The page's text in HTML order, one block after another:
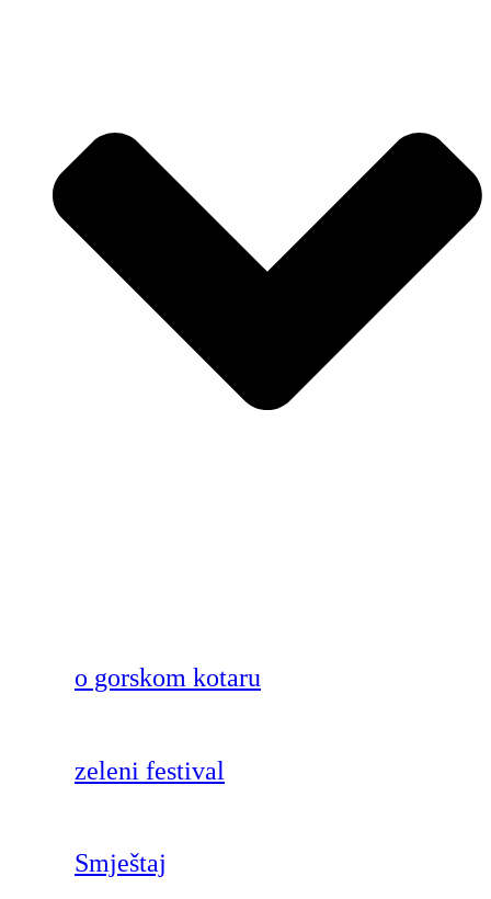
o gorskom kotaru
zeleni festival
Smještaj